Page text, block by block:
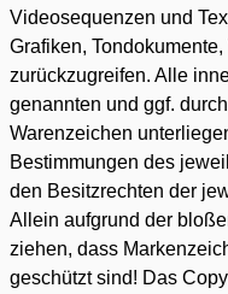
Videosequenzen und
Grafiken,
zurückzugreifen. Alle
genannten und ggf.
Warenzeichen
Bestimmungen des
den Besitzrechten der
Allein aufgrund der
ziehen, dass
geschützt sind! Das